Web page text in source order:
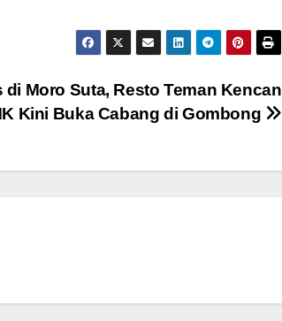
di Moro Suta, Resto Teman Kencan
Kini Buka Cabang di Gombong